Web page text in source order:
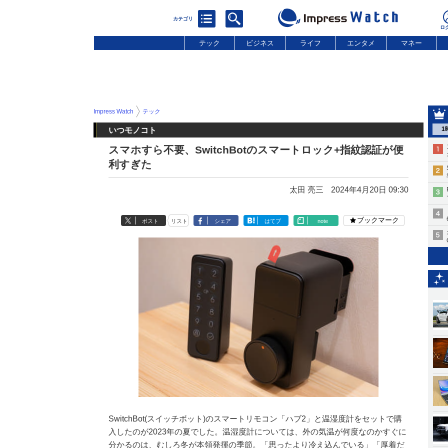
テック ビジネス ライフ エンタメ マネー
1
Impress Watch テック
いつモノコト
スマホすら不要、SwitchBotのスマートロック+指紋認証が便
利すぎた
太田 亮三 2024年4月20日 09:30
ポスト リスト シェア はてブ note ブックマーク
SwitchBot(スイッチボット)のスマートリモコン「ハブ2」と温湿度計をセットで購
入したのが2023年の夏でした。温湿度計については、外の気温が何度なのかすぐに
分かるのは、むしろ冬が本領発揮の季節。「思ったより冷え込んでいる」「厚着だ